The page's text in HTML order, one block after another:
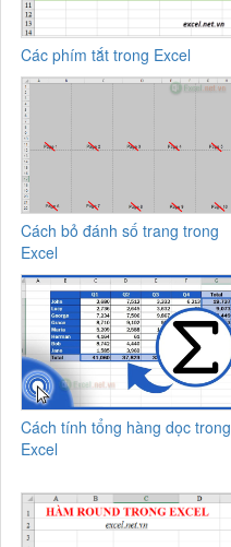
Các phím tắt trong Excel
Cách bỏ đánh số trang trong
Excel
Cách tính tổng hàng dọc trong
Excel